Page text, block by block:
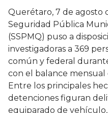
Querétaro, 7 de agosto
Seguridad Pública
(SSPMQ) puso a
investigadoras a 369
común y federal
con el balance mensual
Entre los principales
detenciones figuran
equiparado de